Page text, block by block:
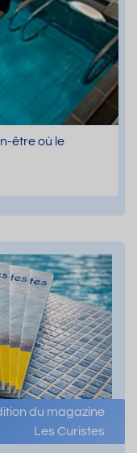
être où le
du magazine
Les Curistes